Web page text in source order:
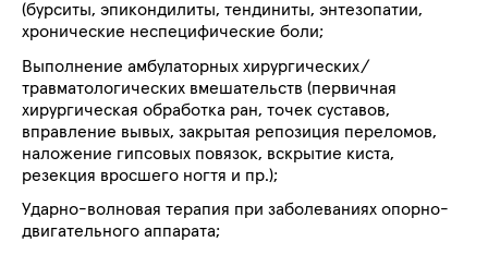
(бурситы, эпикондилиты, тендиниты, энтезопатии,
хронические неспецифические боли;
Выполнение амбулаторных хирургических/
травматологических вмешательств (первичная
хирургическая обработка ран, точек суставов,
вправление вывых, закрытая репозиция переломов,
наложение гипсовых повязок, вскрытие киста,
резекция вросшего ногтя и пр.);
Ударно-волновая терапия при заболеваниях опорно-
двигательного аппарата;